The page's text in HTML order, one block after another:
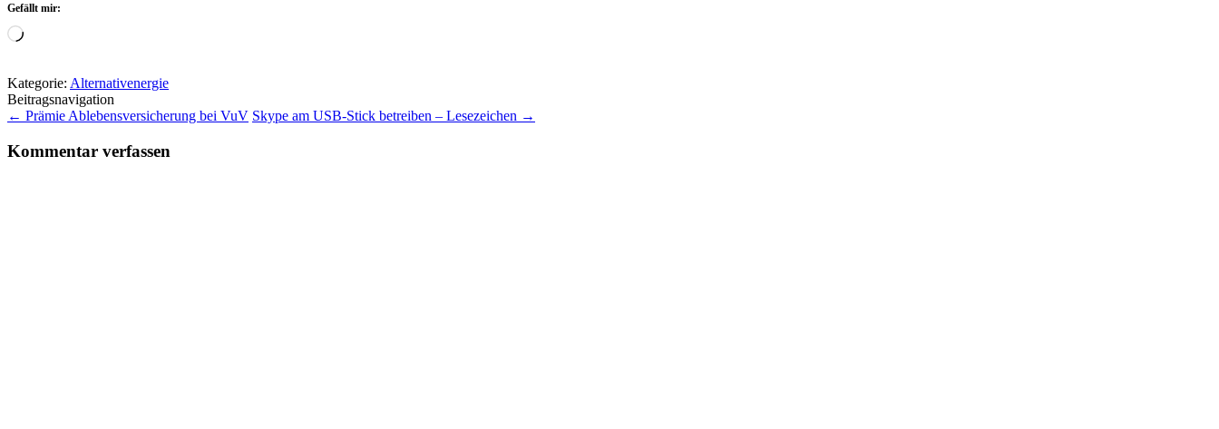
Gefällt mir:
Wird
Kategorie: Alternativenergie
Beitragsnavigation
← Prämie Ablebensversicherung bei VuV Skype am USB-Stick betreiben – Lesezeichen →
Kommentar verfassen